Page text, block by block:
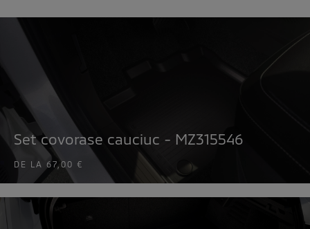
Set covorase cauciuc - MZ315546
DE LA 67,00 €